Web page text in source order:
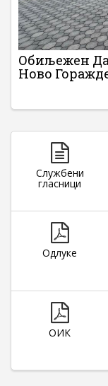
Обиљежен
Ново
Службени
гласници
Одлуке
ОИК